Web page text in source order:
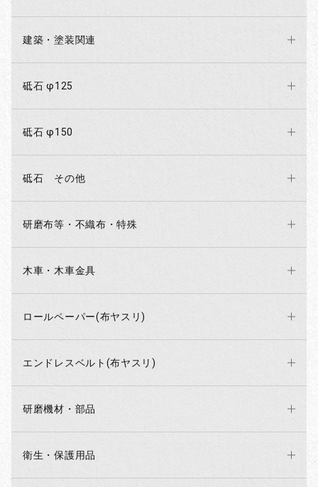
建築・塗装関連
砥石 φ125
砥石 φ150
砥石 その他
研磨布等・不織布・特殊
木車・木車金具
ロールペーパー(布ヤスリ)
エンドレスベルト(布ヤスリ)
研磨機材・部品
衛生・保護用品